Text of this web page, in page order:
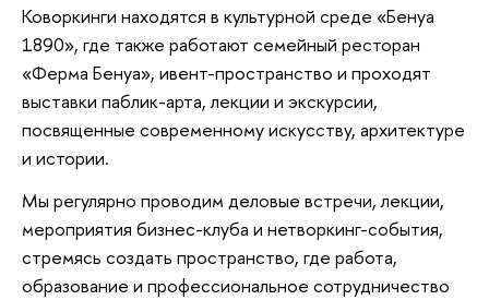
Коворкинги находятся в культурной среде «Бенуа
1890», где также работают семейный ресторан
«Ферма Бенуа», ивент-пространство и проходят
выставки паблик-арта, лекции и экскурсии,
посвященные современному искусству, архитектуре
и истории.
Мы регулярно проводим деловые встречи, лекции,
мероприятия бизнес-клуба и нетворкинг-события,
стремясь создать пространство, где работа,
образование и профессиональное сотрудничество